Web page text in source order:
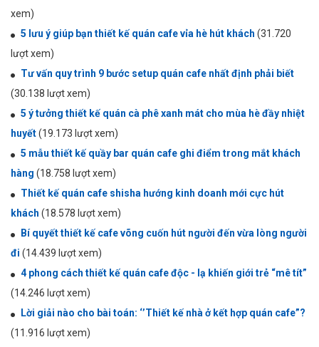
xem)
5 lưu ý giúp bạn thiết kế quán cafe vỉa hè hút khách (31.720
lượt xem)
Tư vấn quy trình 9 bước setup quán cafe nhất định phải biết
(30.138 lượt xem)
5 ý tưởng thiết kế quán cà phê xanh mát cho mùa hè đầy nhiệt
huyết(19.173 lượt xem)
5 mẫu thiết kế quầy bar quán cafe ghi điểm trong mắt khách
hàng (18.758 lượt xem)
Thiết kế quán cafe shisha hướng kinh doanh mới cực hút
khách (18.578 lượt xem)
Bí quyết thiết kế cafe võng cuốn hút người đến vừa lòng người
đi (14.439 lượt xem)
4 phong cách thiết kế quán cafe độc - lạ khiến giới trẻ “mê tít”
(14.246 lượt xem)
Lời giải nào cho bài toán: ‘’Thiết kế nhà ở kết hợp quán cafe”?
(11.916 lượt xem)